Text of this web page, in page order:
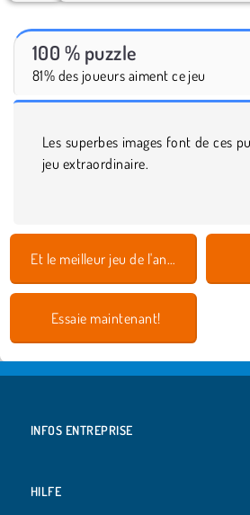
100 % puzzle
81% des joueurs aiment ce jeu
Les superbes images font de ces
jeu extraordinaire.
Et le meilleur jeu de l'année est 2018
Essaie maintenant!
INFOS ENTREPRISE
HILFE